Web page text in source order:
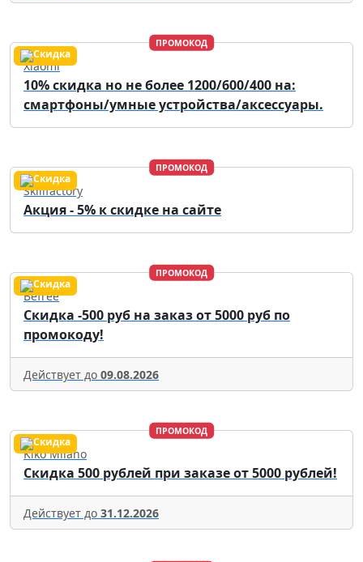
ПРОМОКОД
Xiaomi
10% скидка но не более 1200/600/400 на:
смартфоны/умные устройства/аксессуары.
ПРОМОКОД
Skillfactory
Акция - 5% к скидке на сайте
ПРОМОКОД
Befree
Скидка -500 руб на заказ от 5000 руб по
промокоду!
Действует до 09.08.2026
ПРОМОКОД
Kiko Milano
Скидка 500 рублей при заказе от 5000 рублей!
Действует до 31.12.2026